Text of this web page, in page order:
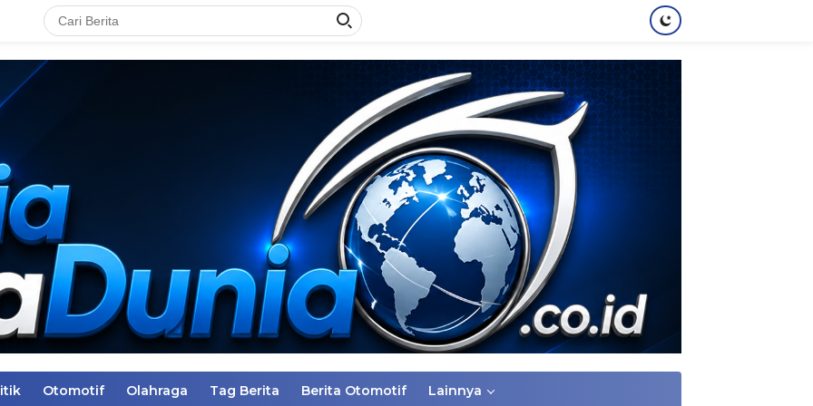
Otomotif Olahraga Tag Berita Berita Otomotif Lainnya